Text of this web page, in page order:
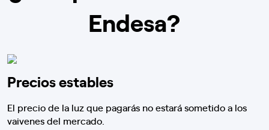
Endesa?
Precios estables
El precio de la luz que pagarás no estará sometido a los
vaivenes del mercado.